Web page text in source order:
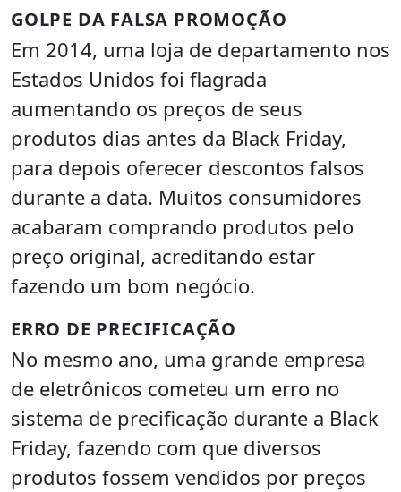
GOLPE DA FALSA PROMOÇÃO
Em 2014, uma loja de departamento nos
Estados Unidos foi flagrada
aumentando os preços de seus
produtos dias antes da Black Friday,
para depois oferecer descontos falsos
durante a data. Muitos consumidores
acabaram comprando produtos pelo
preço original, acreditando estar
fazendo um bom negócio.
ERRO DE PRECIFICAÇÃO
No mesmo ano, uma grande empresa
de eletrônicos cometeu um erro no
sistema de precificação durante a Black
Friday, fazendo com que diversos
produtos fossem vendidos por preços